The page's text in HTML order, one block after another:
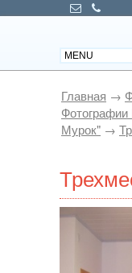
Главная →
Мурок" →